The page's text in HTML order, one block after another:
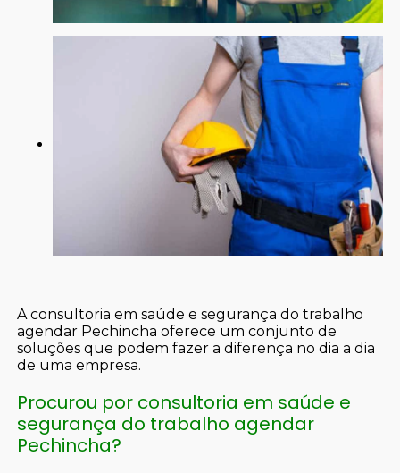
A consultoria em saúde e segurança do trabalho
agendar Pechincha oferece um conjunto de
soluções que podem fazer a diferença no dia a dia
de uma empresa.
Procurou por consultoria em saúde e
segurança do trabalho agendar
Pechincha?